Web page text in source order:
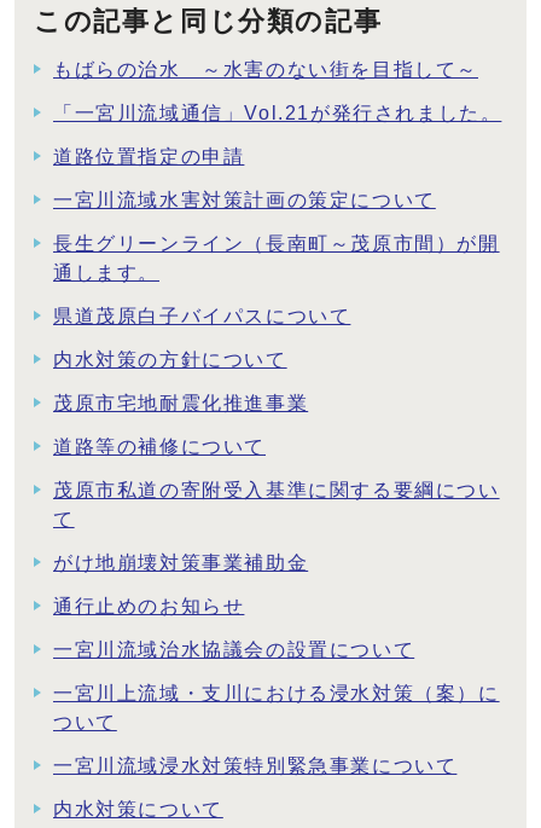
この記事と同じ分類の記事
もばらの治水 ～水害のない街を目指して～
「一宮川流域通信」Vol.21が発行されました。
道路位置指定の申請
一宮川流域水害対策計画の策定について
長生グリーンライン（長南町～茂原市間）が開
通します。
県道茂原白子バイパスについて
内水対策の方針について
茂原市宅地耐震化推進事業
道路等の補修について
茂原市私道の寄附受入基準に関する要綱につい
て
がけ地崩壊対策事業補助金
通行止めのお知らせ
一宮川流域治水協議会の設置について
一宮川上流域・支川における浸水対策（案）に
ついて
一宮川流域浸水対策特別緊急事業について
内水対策について